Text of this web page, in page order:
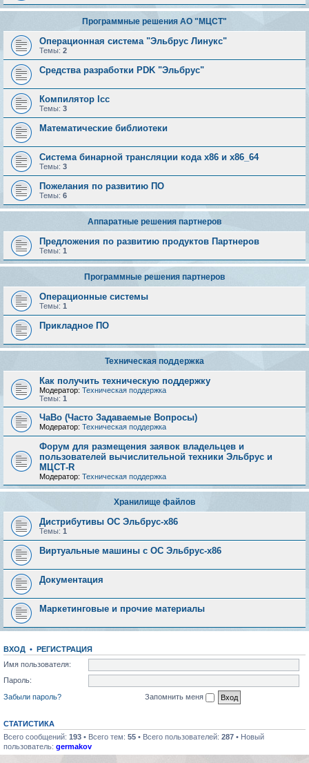
Программные решения АО "МЦСТ"
Операционная система "Эльбрус Линукс"
Темы: 2
Средства разработки PDK "Эльбрус"
Компилятор lcc
Темы: 3
Математические библиотеки
Система бинарной трансляции кода х86 и х86_64
Темы: 3
Пожелания по развитию ПО
Темы: 6
Аппаратные решения партнеров
Предложения по развитию продуктов Партнеров
Темы: 1
Программные решения партнеров
Операционные системы
Темы: 1
Прикладное ПО
Техническая поддержка
Как получить техническую поддержку
Модератор: Техническая поддержка
Темы: 1
ЧаВо (Часто Задаваемые Вопросы)
Модератор: Техническая поддержка
Форум для размещения заявок владельцев и
пользователей вычислительной техники Эльбрус и
МЦСТ-R
Модератор: Техническая поддержка
Хранилище файлов
Дистрибутивы ОС Эльбрус-x86
Темы: 1
Виртуальные машины с ОС Эльбрус-x86
Документация
Маркетинговые и прочие материалы
ВХОД • РЕГИСТРАЦИЯ
Имя пользователя:
Пароль:
Забыли пароль?
Запомнить меня
СТАТИСТИКА
Всего сообщений: 193 • Всего тем: 55 • Всего пользователей: 287 • Новый
пользователь: germakov